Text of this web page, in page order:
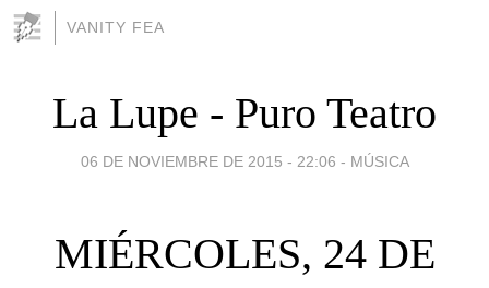
VANITY FEA
La Lupe - Puro Teatro
06 DE NOVIEMBRE DE 2015 - 22:06 - MÚSICA
MIÉRCOLES, 24 DE